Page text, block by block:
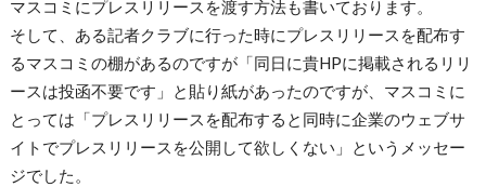
マスコミにプレスリリースを渡す方法も書いております。
そして、ある記者クラブに行った時にプレスリリースを配布す
るマスコミの棚があるのですが「同日に貴HPに掲載されるリリ
ースは投函不要です」と貼り紙があったのですが、マスコミに
とっては「プレスリリースを配布すると同時に企業のウェブサ
イトでプレスリリースを公開して欲しくない」というメッセー
ジでした。